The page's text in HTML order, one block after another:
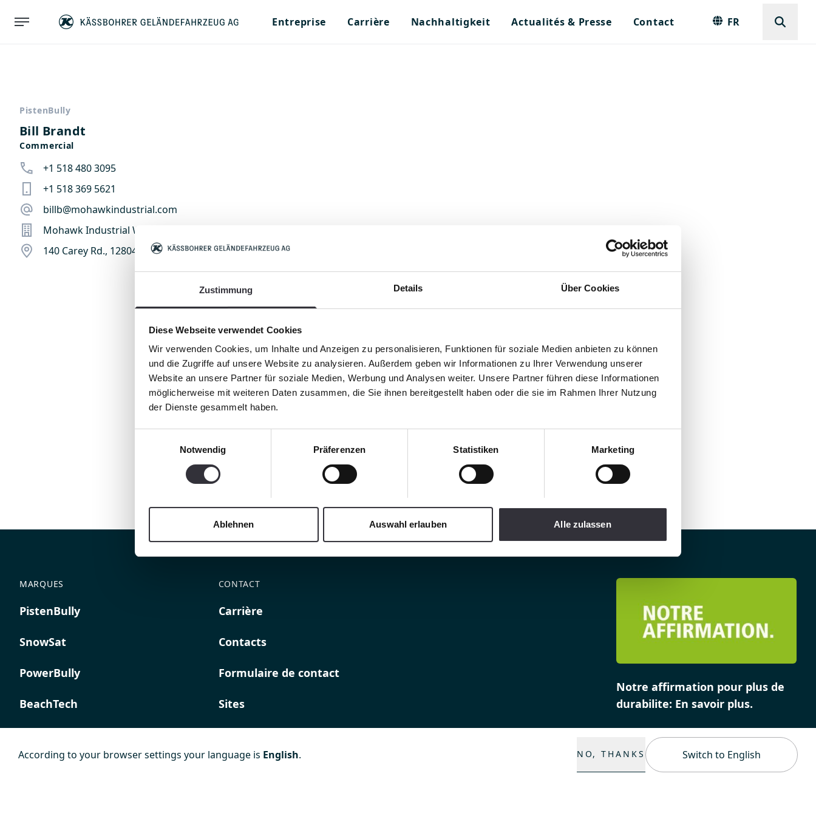
Zustimmung Details Über Cookies
Diese Webseite verwendet Cookies
Wir verwenden Cookies, um Inhalte und Anzeigen zu personalisieren, Funktionen für soziale Medien anbieten zu können
und die Zugriffe auf unsere Website zu analysieren. Außerdem geben wir Informationen zu Ihrer Verwendung unserer
Website an unsere Partner für soziale Medien, Werbung und Analysen weiter. Unsere Partner führen diese Informationen
möglicherweise mit weiteren Daten zusammen, die Sie ihnen bereitgestellt haben oder die sie im Rahmen Ihrer Nutzung
der Dienste gesammelt haben.
Notwendig
Präferenzen Statistiken Marketing
Ablehnen Auswahl erlauben Alle zulassen
Entreprise Carrière Nachhaltigkeit Actualités & Presse Contact FR
PistenBully
Bill Brandt
Commercial
+1 518 480 3095
+1 518 369 5621
billb@mohawkindustrial.com
Mohawk Industrial Werks
140 Carey Rd., 12804 Queensbury, NY, États-Unis
MARQUES
PistenBully
SnowSat
PowerBully
BeachTech
K COMPOSITES
CONTACT
Carrière
Contacts
Formulaire de contact
Sites
Notre affirmation pour plus de
durabilite: En savoir plus.
According to your browser settings your language is English. NO, THANKS Switch to English